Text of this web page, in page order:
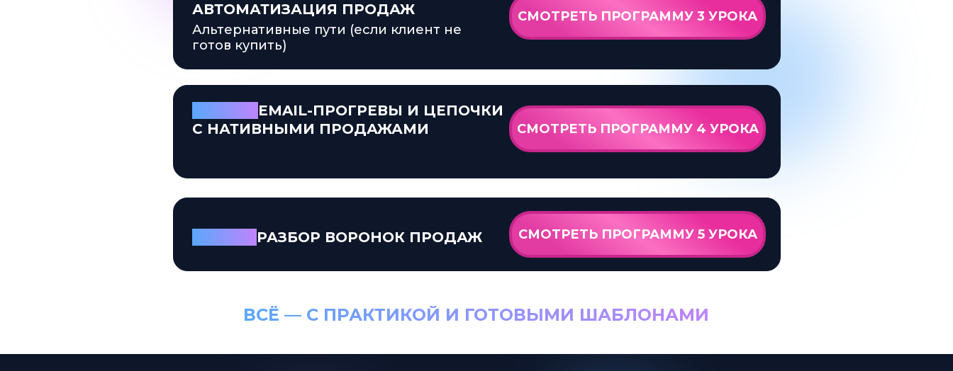
EMAIL-ПРОГРЕВЫ И ЦЕПОЧКИ
С НАТИВНЫМИ ПРОДАЖАМИ
СМОТРЕТЬ ПРОГРАММУ 4 УРОКА
РАЗБОР ВОРОНОК ПРОДАЖ СМОТРЕТЬ ПРОГРАММУ 5 УРОКА
Альтернативные пути (если клиент не
готов купить)
АВТОМАТИЗАЦИЯ ПРОДАЖ
СМОТРЕТЬ ПРОГРАММУ 3 УРОКА
ВСЁ — С ПРАКТИКОЙ И ГОТОВЫМИ ШАБЛОНАМИ